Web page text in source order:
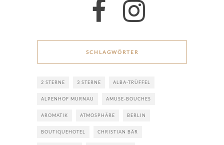
SCHLAGWÖRTER
2 STERNE 3 STERNE ALBA-TRÜFFEL
ALPENHOF MURNAU AMUSE-BOUCHES
AROMATIK ATMOSPHÄRE BERLIN
BOUTIQUEHOTEL CHRISTIAN BÄR